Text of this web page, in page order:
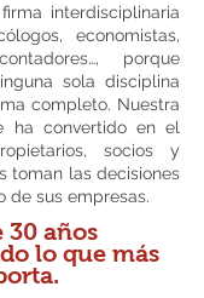
interdisciplinaria
economistas,
porque
sola disciplina
completo. Nuestra
ha convertido en el
socios y
toman las decisiones
de sus empresas.
30 años
lo que más